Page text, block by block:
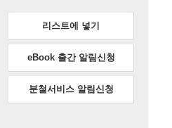
리스트에 넣기
eBook 출간 알림신청
분철서비스 알림신청